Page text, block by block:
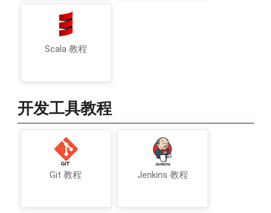
Scala 教程
开发工具教程
Git 教程 Jenkins 教程